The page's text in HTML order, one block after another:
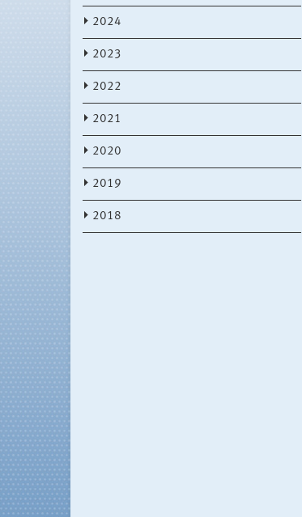
2024
2023
2022
2021
2020
2019
2018